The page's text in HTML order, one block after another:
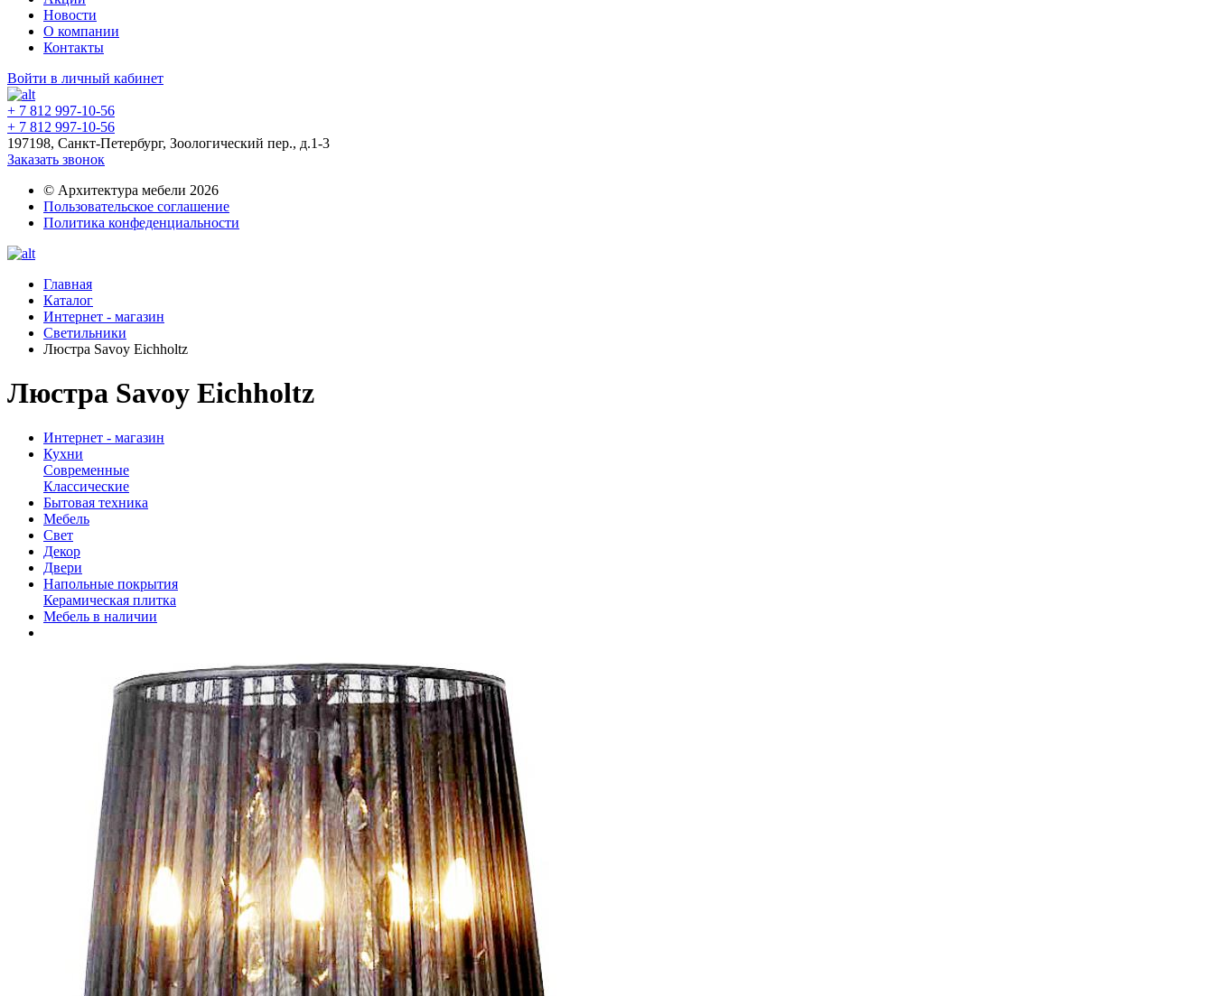
Новости
О компании
Контакты
Войти в личный кабинет
+ 7 812 997-10-56
+ 7 812 997-10-56
197198, Санкт-Петербург, Зоологический пер., д.1-3
Заказать звонок
© Архитектура мебели 2026
Пользовательское соглашение
Политика конфеденциальности
Главная
Каталог
Интернет - магазин
Светильники
Люстра Savoy Eichholtz
Люстра Savoy Eichholtz
Интернет - магазин
Кухни
Современные
Классические
Бытовая техника
Мебель
Свет
Декор
Двери
Напольные покрытия
Керамическая плитка
Мебель в наличии